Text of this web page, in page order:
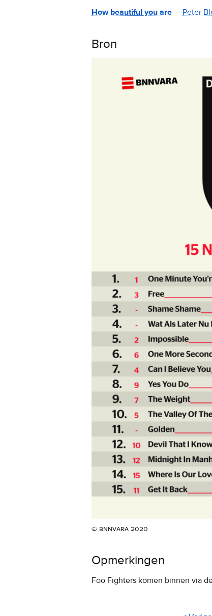
How beautiful you are — Peter
Bron
© bnnvara 2020
Opmerkingen
Foo Fighters komen binnen via